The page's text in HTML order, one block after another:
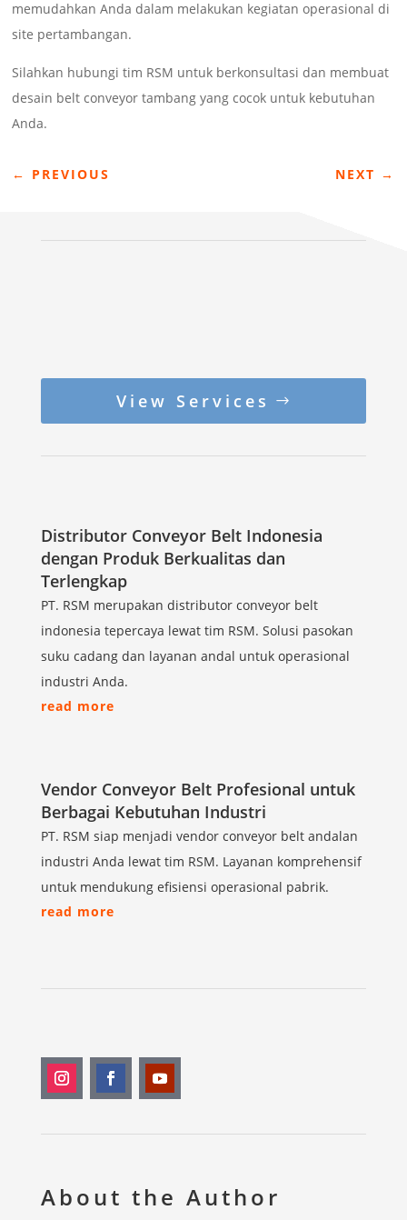
memudahkan Anda dalam melakukan kegiatan operasional di
site pertambangan.
Silahkan hubungi tim RSM untuk berkonsultasi dan membuat
desain belt conveyor tambang yang cocok untuk kebutuhan
Anda.
← PREVIOUS NEXT →
View Services
Distributor Conveyor Belt Indonesia
dengan Produk Berkualitas dan
Terlengkap
PT. RSM merupakan distributor conveyor belt
indonesia tepercaya lewat tim RSM. Solusi pasokan
suku cadang dan layanan andal untuk operasional
industri Anda.
read more
Vendor Conveyor Belt Profesional untuk
Berbagai Kebutuhan Industri
PT. RSM siap menjadi vendor conveyor belt andalan
industri Anda lewat tim RSM. Layanan komprehensif
untuk mendukung efisiensi operasional pabrik.
read more
About the Author